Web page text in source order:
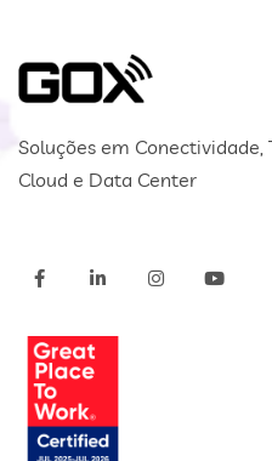
Soluções em Conectividade,
Cloud e Data Center